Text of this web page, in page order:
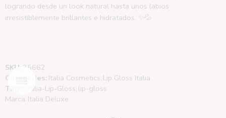
logrando desde un look natural hasta unos labios
irresistiblemente brillantes e hidratados. ✨💦
SKU: 35662
Categories: Italia Cosmetics, Lip Gloss Italia
Tags:
Italia-Lip-Gloss, lip-gloss
Marca: Italia Deluxe